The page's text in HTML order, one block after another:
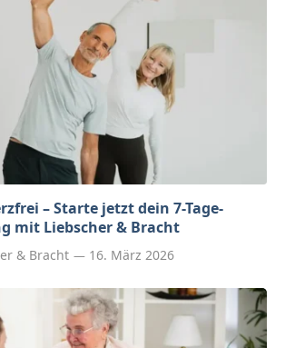
– Starte jetzt dein 7-Tage-
mit Liebscher & Bracht
& Bracht 16. März 2026